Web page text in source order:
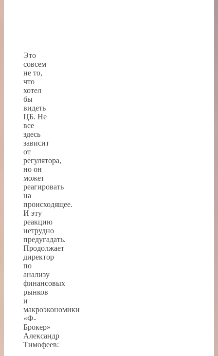
Это
совсем
не то,
что
хотел
бы
видеть
ЦБ. Не
все
здесь
зависит
от
регулятора,
но он
может
реагировать
на
происходящее.
И эту
реакцию
нетрудно
предугадать.
Продолжает
директор
по
анализу
финансовых
рынков
и
макроэкономики
«Ф-
Брокер»
Александр
Тимофеев: